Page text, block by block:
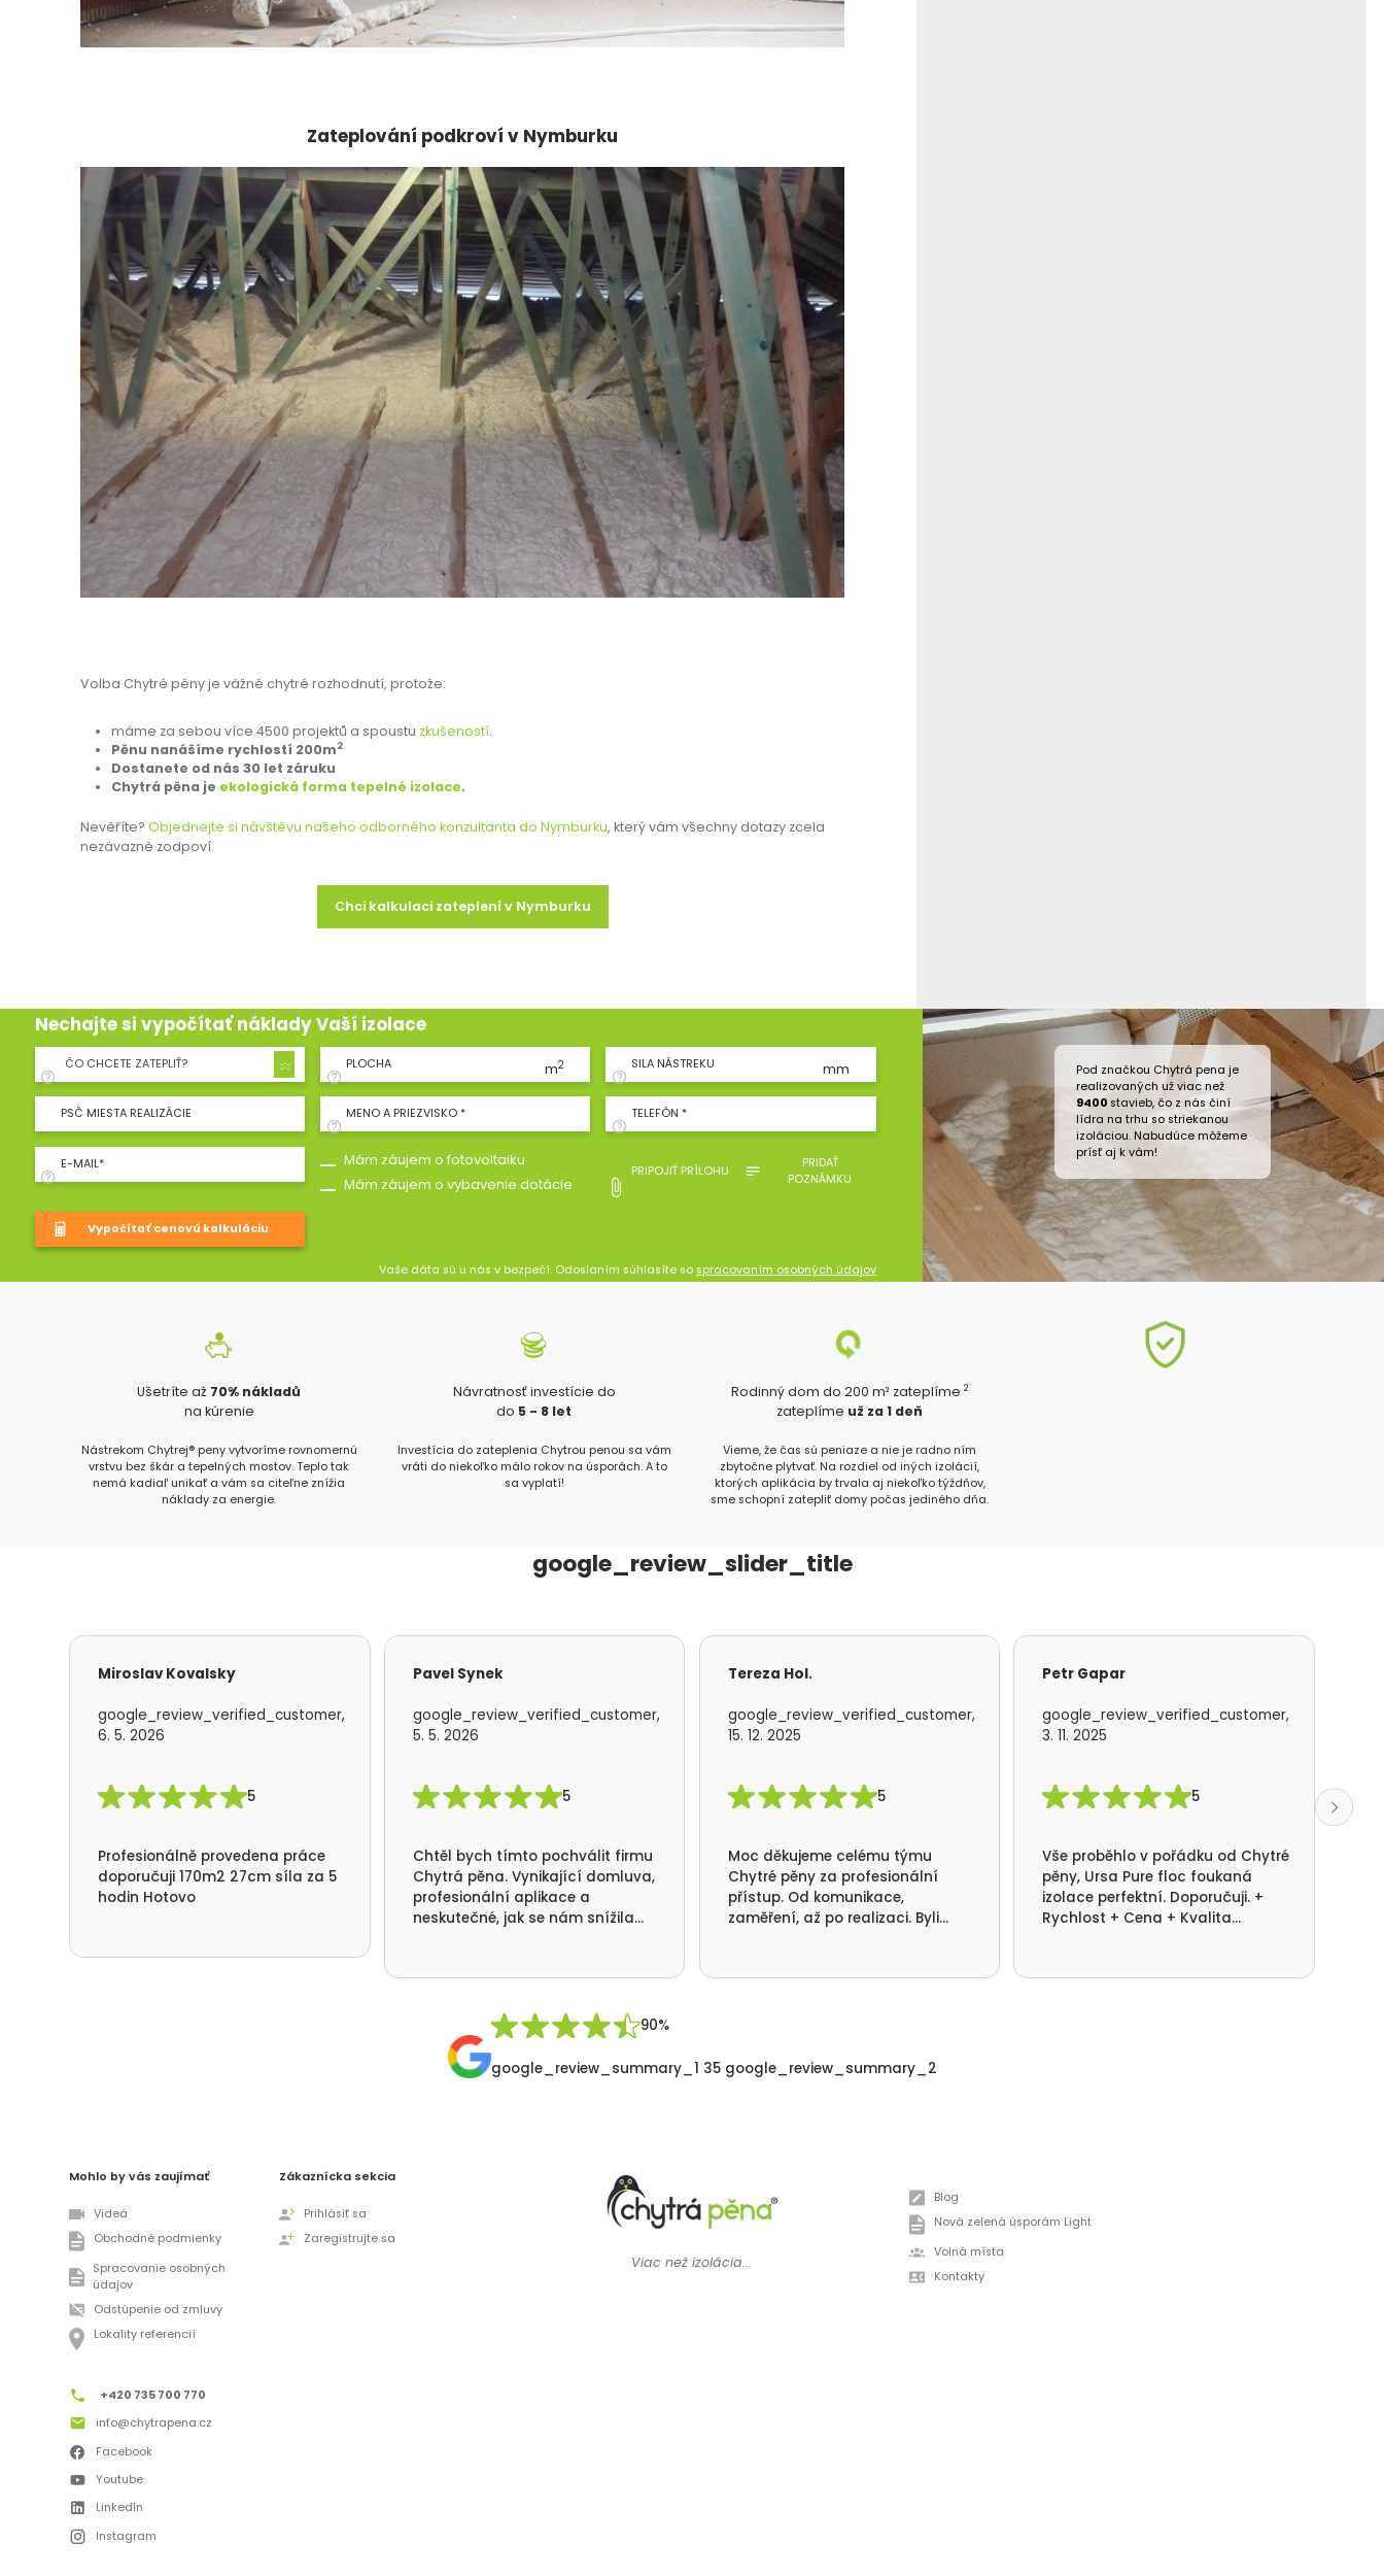
Zateplování podkroví v Nymburku
Volba Chytré pěny je vážně chytré rozhodnutí, protože:
máme za sebou více 4500 projektů a spoustu zkušeností.
Pěnu nanášíme rychlostí 200m2
Dostanete od nás 30 let záruku
Chytrá pěna je ekologická forma tepelné izolace.
Nevěříte? Objednejte si návštěvu našeho odborného konzultanta do Nymburku, který vám všechny dotazy zcela
nezávazně zodpoví.
Chci kalkulaci zateplení v Nymburku
Nechajte si vypočítať náklady Vaší izolace
ČO CHCETE ZATEPLIŤ? PLOCHA m2 SILA NÁSTREKU mm
PSČ MIESTA REALIZÁCIE MENO A PRIEZVISKO * TELEFÓN *
E-MAIL*
Mám záujem o fotovoltaiku
Mám záujem o vybavenie dotácie
PRIPOJIŤ PRÍLOHU
PRIDAŤ
POZNÁMKU
Vaše dáta sú u nás v bezpečí. Odoslaním súhlasíte so spracovaním osobných údajov
Pod značkou Chytrá pena je
realizovaných už viac než
9400 stavieb, čo z nás činí
lídra na trhu so striekanou
izoláciou. Nabudúce môžeme
prísť aj k vám!
Ušetríte až 70% nákladů
na kúrenie
Nástrekom Chytrej® peny vytvoríme rovnomernú
vrstvu bez škár a tepelných mostov. Teplo tak
nemá kadiaľ unikať a vám sa citeľne znížia
náklady za energie.
Návratnosť investície do
do 5 - 8 let
Investícia do zateplenia Chytrou penou sa vám
vráti do niekoľko málo rokov na úsporách. A to
sa vyplatí!
Rodinný dom do 200 m² zateplíme 2
zateplíme už za 1 deň
Vieme, že čas sú peniaze a nie je radno ním
zbytočne plytvať. Na rozdiel od iných izolácií,
ktorých aplikácia by trvala aj niekoľko týždňov,
sme schopní zatepliť domy počas jediného dňa.
google_review_slider_title
Miroslav Kovalsky
google_review_verified_customer,
6. 5. 2026
5
Profesionálně provedena práce
doporučuji 170m2 27cm síla za 5
hodin Hotovo
Pavel Synek
google_review_verified_customer,
5. 5. 2026
5
Chtěl bych tímto pochválit firmu
Chytrá pěna. Vynikající domluva,
profesionální aplikace a
neskutečné, jak se nám snížila
děkujeme za realizaci a přátelský
Deštné v Orlických horách
Tereza Hol.
google_review_verified_customer,
15. 12. 2025
5
Moc děkujeme celému týmu
Chytré pěny za profesionální
přístup. Od komunikace,
zaměření, až po realizaci. Byli
Petr Gapar
google_review_verified_customer,
3. 11. 2025
5
Vše proběhlo v pořádku od Chytré
pěny, Ursa Pure floc foukaná
izolace perfektní. Doporučuji. +
Rychlost + Cena + Kvalita
90%
google_review_summary_1 35 google_review_summary_2
Mohlo by vás zaujímať
Videá
Obchodné podmienky
Spracovanie osobných
údajov
Odstúpenie od zmluvy
Lokality referencií
Zákaznícka sekcia
Prihlásiť sa
Zaregistrujte sa
Viac než izolácia...
Blog
Nová zelená úsporám Light
Volná místa
Kontakty
+420 735 700 770
info@chytrapena.cz
Facebook
Youtube
LinkedIn
Instagram